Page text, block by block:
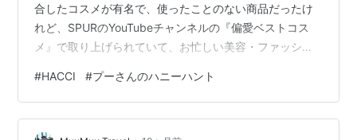
合したコスメが有名で、使ったことのない商品だったけ
れど、SPURのYouTubeチャンネルの『偏愛ベストコス
メ』で取り上げられていて、お忙しい美容・ファッショ
っていたのだ。そんな折、タイミングよく年末に
@cosme TOKYOで買い物をしたときにサンプルをもらっ
て使ってみたところ、体を洗う以上のありがたみに包ま
#HACCI #プーさんのハニーハント